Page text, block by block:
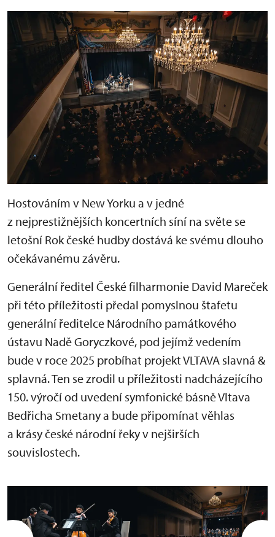
Hostováním v New Yorku a v jedné
z nejprestižnějších koncertních síní na světe se
letošní Rok české hudby dostává ke svému dlouho
očekávanému závěru.
Generální ředitel České filharmonie David Mareček
při této příležitosti předal pomyslnou štafetu
generální ředitelce Národního památkového
ústavu Nadě Goryczkové, pod jejímž vedením
bude v roce 2025 probíhat projekt VLTAVA slavná &
splavná. Ten se zrodil u příležitosti nadcházejícího
150. výročí od uvedení symfonické básně Vltava
Bedřicha Smetany a bude připomínat věhlas
a krásy české národní řeky v nejširších
souvislostech.